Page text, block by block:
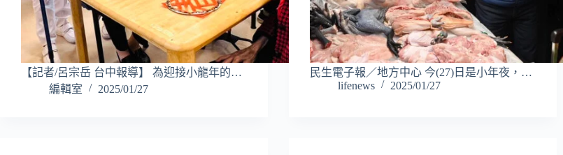
【記者/呂宗岳 台中報導】 為迎接小龍年的…
編輯室
2025/01/27
民生電子報／地方中心 今(27)日是小年夜，…
lifenews
2025/01/27